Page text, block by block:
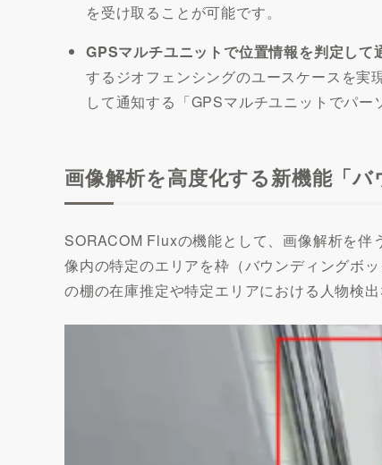
を受け取ることが可能です。
GPSマルチユニットで位置情報を判定して
するジオフェンシングのユースケースを
して通知する「GPSマルチユニットでパー
画像解析を高度化する新機能「バ
SORACOM Fluxの機能として、画像解析を
像内の特定のエリアを枠（バウンディングボ
の棚の在庫推定や特定エリアにおける人物検